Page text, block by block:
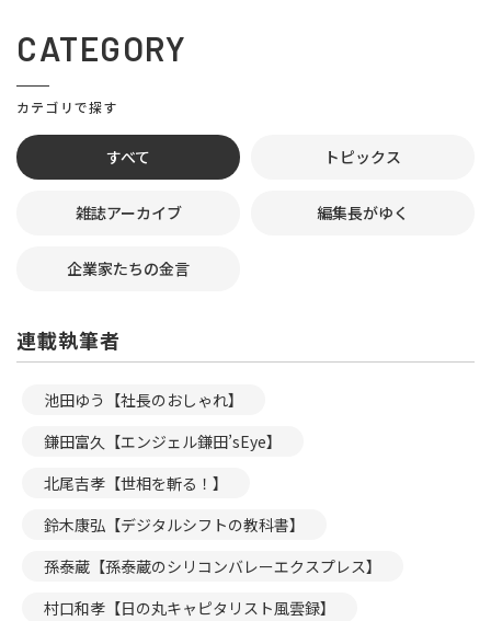
CATEGORY
カテゴリで探す
すべて トピックス
雑誌アーカイブ 編集長がゆく
企業家たちの金言
連載執筆者
池田ゆう【社長のおしゃれ】
鎌田富久【エンジェル鎌田’sEye】
北尾吉孝【世相を斬る！】
鈴木康弘【デジタルシフトの教科書】
孫泰蔵【孫泰蔵のシリコンバレーエクスプレス】
村口和孝【日の丸キャピタリスト風雲録】